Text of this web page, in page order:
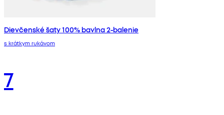
Dievčenské šaty 100% bavlna 2-balenie
s krátkym rukávom
7